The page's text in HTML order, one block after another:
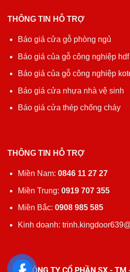
THÔNG TIN HỖ TRỢ
Báo giá cửa gỗ phòng ngủ
Báo giá của gỗ công nghiệp hdf
Báo giá của gỗ công nghiệp
Báo giá cửa nhựa nhà vệ sinh
Báo giá cửa thép chống cháy
THÔNG TIN HỖ TRỢ
Miền Nam: 0846 11 27 27
Miền Trung: 0919 707 355
Miền Bắc: 0908 985 585
Kinh doanh: